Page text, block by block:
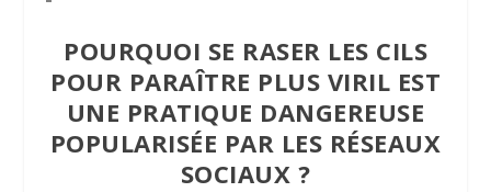
POURQUOI SE RASER LES CILS
POUR PARAÎTRE PLUS VIRIL EST
UNE PRATIQUE DANGEREUSE
POPULARISÉE PAR LES RÉSEAUX
SOCIAUX ?